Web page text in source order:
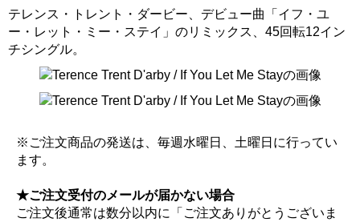
テレンス・トレント・ダービー、デビュー曲「イフ・ユ
ー・レット・ミー・ステイ」のリミックス、45回転12イン
チシングル。
※ご注文商品の発送は、毎週水曜日、土曜日に行ってい
ます。
★ご注文受付のメールが届かない場合
ご注文後通常は数分以内に「ご注文ありがとうございま